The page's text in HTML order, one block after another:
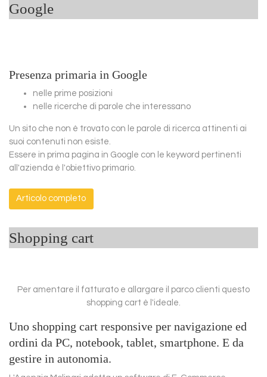
Google
Presenza primaria in Google
nelle prime posizioni
nelle ricerche di parole che interessano
Un sito che non è trovato con le parole di ricerca attinenti ai
suoi contenuti non esiste.
Essere in prima pagina in Google con le keyword pertinenti
all'azienda è l'obiettivo primario.
Articolo completo
Shopping cart
Per amentare il fatturato e allargare il parco clienti questo
shopping cart è l'ideale.
Uno shopping cart responsive per navigazione ed
ordini da PC, notebook, tablet, smartphone. E da
gestire in autonomia.